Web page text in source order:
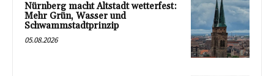
Nürnberg macht Altstadt wetterfest:
Mehr Grün, Wasser und
Schwammstadtprinzip
05.08.2026